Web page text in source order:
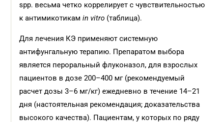
spp. весьма четко коррелирует с чувствительностью
к антимикотикамin vitro (таблица).
Для лечения КЭ применяют системную
антифунгальную терапию. Препаратом выбора
является пероральный флуконазол, для взрослых
пациентов в дозе 200–400 мг (рекомендуемый
расчет дозы 3–6 мг/кг) ежедневно в течение 14–21
дня (настоятельная рекомендация; доказательства
высокого качества). Пациентам, у которых по ряду